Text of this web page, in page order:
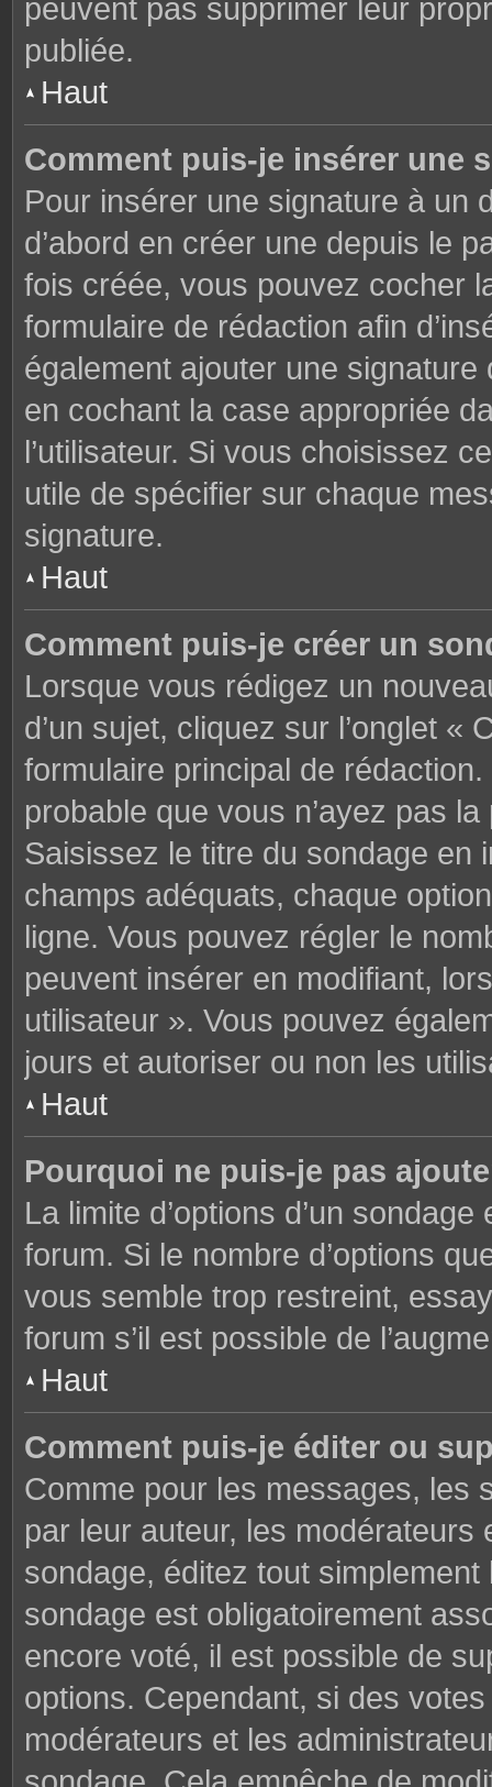
peuvent pas supprimer leur
publiée.
Haut
Comment puis-je insérer une
Pour insérer une signature à un
d’abord en créer une depuis le
fois créée, vous pouvez cocher
formulaire de rédaction afin
également ajouter une
en cochant la case appropriée
l’utilisateur. Si vous choisissez
utile de spécifier sur chaque
signature.
Haut
Comment puis-je créer un
Lorsque vous rédigez un
d’un sujet, cliquez sur l’onglet
formulaire principal de
probable que vous n’ayez pas
Saisissez le titre du sondage en
champs adéquats, chaque
ligne. Vous pouvez régler le
peuvent insérer en modifiant,
utilisateur ». Vous pouvez
jours et autoriser ou non les
Haut
Pourquoi ne puis-je pas
La limite d’options d’un
forum. Si le nombre d’options
vous semble trop restreint,
forum s’il est possible de
Haut
Comment puis-je éditer ou
Comme pour les messages, les
par leur auteur, les
sondage, éditez tout
sondage est obligatoirement
encore voté, il est possible de
options. Cependant, si des
modérateurs et les